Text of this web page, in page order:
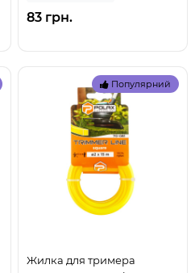
83 грн.
Популярний
Жилка для тримера